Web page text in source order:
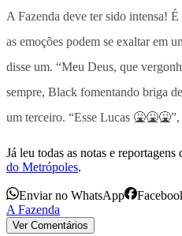
A Fazenda deve ter sido intensa!
as emoções podem se exaltar em
disse um. “Meu Deus, que
sempre, Black fomentando briga
um terceiro. “Esse Lucas 🤮🤮🤮”,
Já leu todas as notas e reportagens
do Metrópoles.
Enviar no WhatsApp
A Fazenda
Ver Comentários